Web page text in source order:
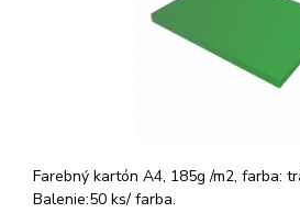
Farebný kartón A4, 185g /m2, farba:
Balenie:50 ks/ farba.